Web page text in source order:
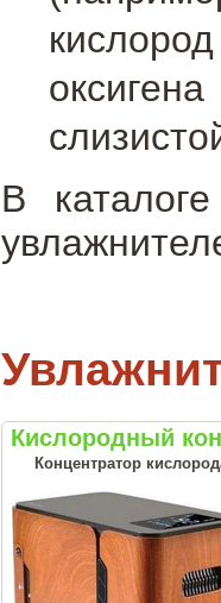
В
Кислородный
Концентратор